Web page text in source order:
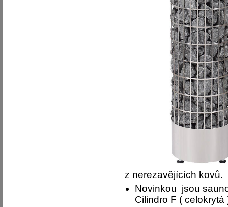
z nerezavějících kovů.
Novinkou jsou
Cilindro F ( celokrytá